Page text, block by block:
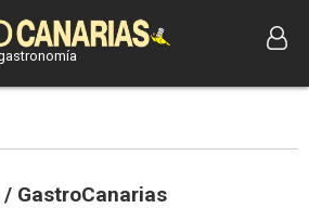
GastroCanarias